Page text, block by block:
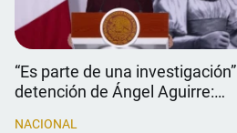
“Es parte de una investigación”
detención de Ángel Aguirre:
NACIONAL